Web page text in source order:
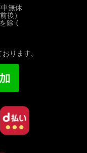
無休
後）
除く
ります。